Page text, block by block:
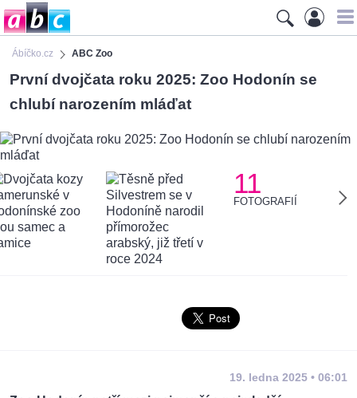
Ábíčko.cz ABC Zoo
První dvojčata roku 2025: Zoo Hodonín se
chlubí narozením mláďat
11
FOTOGRAFIÍ
19. ledna 2025 • 06:01